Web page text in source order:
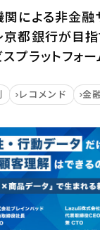
による非金融
都銀行が目指
プラットフォー
レコメンド
金